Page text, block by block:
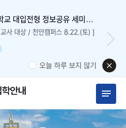
교 대입전형 정보공유 세미나
사 대상 / 천안캠퍼스 8.22.(토) ]
오늘 하루 보지 않기